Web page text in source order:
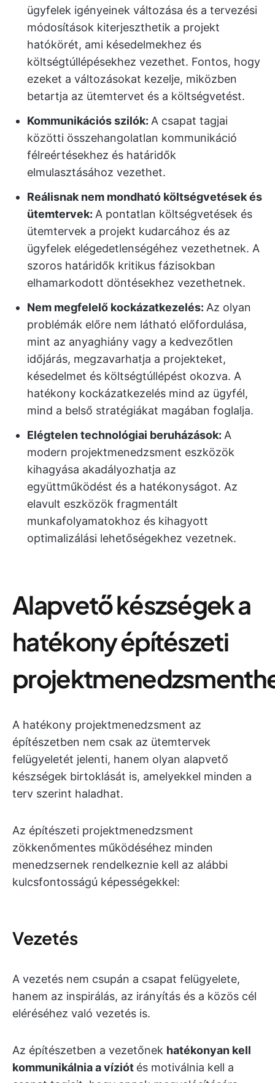
ügyfelek igényeinek változása és a tervezési
módosítások kiterjeszthetik a projekt
hatókörét, ami késedelmekhez és
költségtúllépésekhez vezethet. Fontos, hogy
ezeket a változásokat kezelje, miközben
betartja az ütemtervet és a költségvetést.
Kommunikációs szilók: A csapat tagjai
közötti összehangolatlan kommunikáció
félreértésekhez és határidők
elmulasztásához vezethet.
Reálisnak nem mondható költségvetések és
ütemtervek: A pontatlan költségvetések és
ütemtervek a projekt kudarcához és az
ügyfelek elégedetlenségéhez vezethetnek. A
szoros határidők kritikus fázisokban
elhamarkodott döntésekhez vezethetnek.
Nem megfelelő kockázatkezelés: Az olyan
problémák előre nem látható előfordulása,
mint az anyaghiány vagy a kedvezőtlen
időjárás, megzavarhatja a projekteket,
késedelmet és költségtúllépést okozva. A
hatékony kockázatkezelés mind az ügyfél,
mind a belső stratégiákat magában foglalja.
Elégtelentechnológiai beruházások: A
modern projektmenedzsment eszközök
kihagyása akadályozhatja az
együttműködést és a hatékonyságot. Az
elavult eszközök fragmentált
munkafolyamatokhoz és kihagyott
optimalizálási lehetőségekhez vezetnek.
Alapvető készségek a
hatékony építészeti
A hatékony projektmenedzsment az
építészetben nem csak az ütemtervek
felügyeletét jelenti, hanem olyan alapvető
készségek birtoklását is, amelyekkel minden a
terv szerint haladhat.
Az építészeti projektmenedzsment
zökkenőmentes működéséhez minden
menedzsernek rendelkeznie kell az alábbi
kulcsfontosságú képességekkel:
Vezetés
A vezetés nem csupán a csapat felügyelete,
hanem az inspirálás, az irányítás és a közös cél
eléréséhez való vezetés is.
Az építészetben a vezetőnek hatékonyan kell
kommunikálnia a víziót és motiválnia kell a